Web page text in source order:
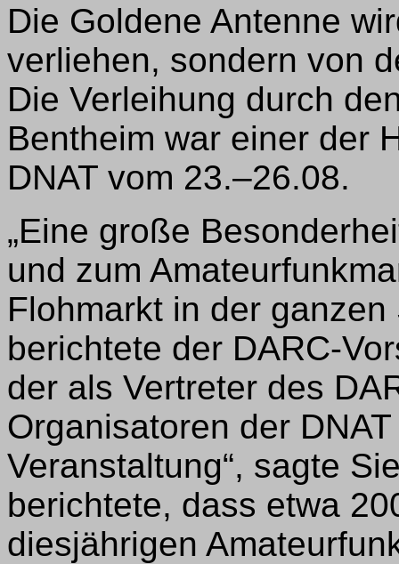
Die Goldene Antenne
verliehen, sondern von
Die Verleihung durch
Bentheim war einer der
DNAT vom 23.–26.08.
„Eine große
und zum
Flohmarkt in der
berichtete der DARC-
der als Vertreter des
Organisatoren der
Veranstaltung“, sagte
berichtete, dass etwa
diesjährigen